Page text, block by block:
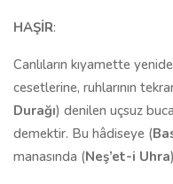
HAŞİR:
Canlıların kıyamette
cesetlerine, ruhlarının
Durağı) denilen uçsuz
demektir. Bu hâdiseye (
manasında (Neş’et-i Uhra